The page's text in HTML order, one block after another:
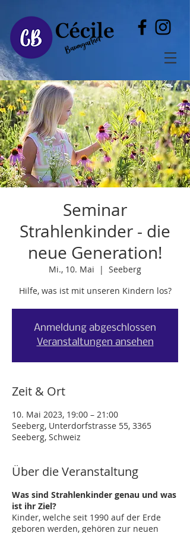
Seminar
Strahlenkinder - die
neue Generation!
Mi., 10. Mai
  |
Seeberg
Hilfe, was ist mit unseren Kindern los?
Anmeldung abgeschlossen
Veranstaltungen ansehen
Zeit & Ort
10. Mai 2023, 19:00 – 21:00
Seeberg, Unterdorfstrasse 55, 3365
Seeberg, Schweiz
Über die Veranstaltung
Was sind Strahlenkinder genau und was
ist ihr Ziel?
Kinder, welche seit 1990 auf der Erde
geboren werden, gehören zur neuen